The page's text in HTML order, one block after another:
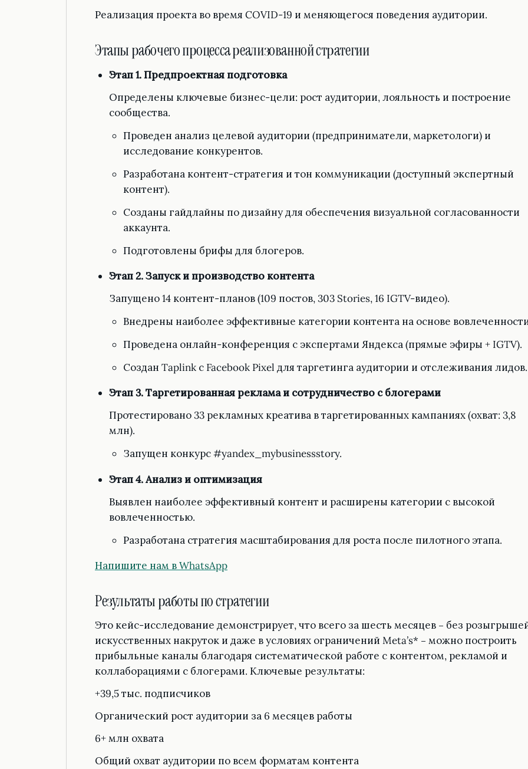
Реализация проекта во время COVID-19 и меняющегося поведения аудитории.
Этапы рабочего процесса реализованной стратегии
Этап 1. Предпроектная подготовка
Определены ключевые бизнес-цели: рост аудитории, лояльность и построение
сообщества.
Проведен анализ целевой аудитории (предприниматели, маркетологи) и
исследование конкурентов.
Разработана контент-стратегия и тон коммуникации (доступный экспертный
контент).
Созданы гайдлайны по дизайну для обеспечения визуальной согласованности
аккаунта.
Подготовлены брифы для блогеров.
Этап 2. Запуск и производство контента
Запущено 14 контент-планов (109 постов, 303 Stories, 16 IGTV-видео).
Внедрены наиболее эффективные категории контента на основе
Проведена онлайн-конференция с экспертами Яндекса (прямые эфиры + IGTV).
Создан Taplink с Facebook Pixel для таргетинга аудитории и отслеживания лидов.
Этап 3. Таргетированная реклама и сотрудничество с блогерами
Протестировано 33 рекламных креатива в таргетированных кампаниях (охват: 3,8
млн).
Запущен конкурс #yandex_mybusinessstory.
Этап 4. Анализ и оптимизация
Выявлен наиболее эффективный контент и расширены категории с высокой
вовлеченностью.
Разработана стратегия масштабирования для роста после пилотного этапа.
Напишите нам в WhatsApp
Результаты работы по стратегии
Это кейс-исследование демонстрирует, что всего за шесть месяцев – без
искусственных накруток и даже в условиях ограничений Meta’s* – можно построить
прибыльные каналы благодаря систематической работе с контентом, рекламой и
коллаборациями с блогерами. Ключевые результаты:
+39,5 тыс. подписчиков
Органический рост аудитории за 6 месяцев работы
6+ млн охвата
Общий охват аудитории по всем форматам контента